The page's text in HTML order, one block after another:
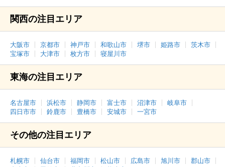
関西の注目エリア
大阪市 京都市 神戸市 和歌山市 堺市 姫路市
茨木市
宝塚市
大津市 枚方市 寝屋川市
東海の注目エリア
名古屋市 浜松市 静岡市 富士市 沼津市
岐阜市
四日市市
鈴鹿市 豊橋市 安城市 一宮市
その他の注目エリア
札幌市 仙台市 福岡市 松山市 広島市 旭川市
郡山市